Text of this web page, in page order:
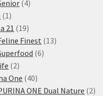
produktů
44
1 1
produkt
21 1919
produktů
Finest 1313
66
22
produkty
One 4040
produktů
ONE Dual Nature 22